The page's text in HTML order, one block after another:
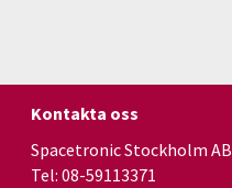
Kontakta oss
Spacetronic Stockholm AB
Tel: 08-59113371